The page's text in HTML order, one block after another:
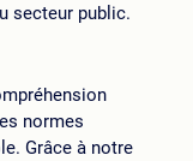
secteur public.
normes
Grâce à notre